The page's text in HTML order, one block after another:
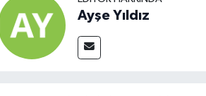
Ayşe Yıldız